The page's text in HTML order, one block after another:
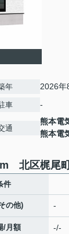
年 2026年
車 -
通
熊本電
熊本電
北区梶尾
件
の他) -
/月額 -/-